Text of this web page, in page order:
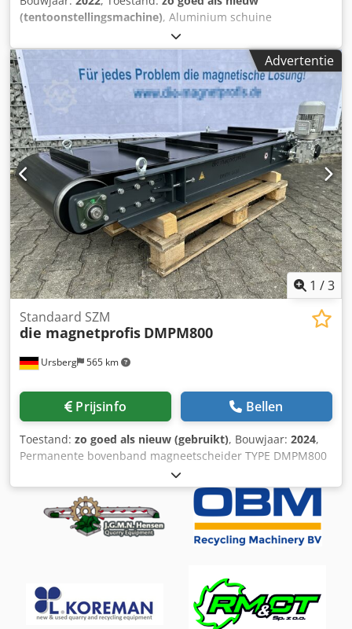
karton, metaalhoudend afval, gebruikte banden, en vele
andere materialen die bedoeld zijn voor recycling. Het
robuuste ontwerp en het versnipperingssysteem met lage
snelheid en hoog koppel maken de GL32120 een
uitstekende oplossing voor zware recyclingtoepassingen.
De modulaire constructie van de versnipperkamer zorgt
voor gemakkelijke toegang tot de hoofdcomponenten voor
onderhoud en service. De machine is beschikbaar in ons
assortiment. Csdpfxevpua Ss Agqsrf Wij bieden
professioneel technisch advies, inbedrijfstelling, service na
verkoop en volledige toegang tot reserveonderdelen en
slijtdelen. Volledig assortiment van onze versnipperaars,
granulators en recyclinglijnen: GrabTrade – versnipper- en
recyclingmachines.
(tentoonstellingsmachine), Aluminium schuine
transportband incl. mobiele onderbouw Horizontaal bereik
1.100mm Stijgend bereik 1.500mm Hellingshoek in de knik
60 Totale transportbandlengte: 1.750mm Loshoogte: ca.
1.600mm Horizontale hoogte: 300mm (invoerhoogte)
Breedte transportband 500mm PU-transportband incl.
meenemer en golfrand petrol mat Aandrijving: Motor
0,25KW, Snelheid 0,2m/sec Aansluiting 220/240V, 50Hz
Beschermingsklasse IP54 Aandrijving etc. aansluitklaar,
motorbesturing optioneel 4x vrij stuurbare transportrollen
met blokkeerrem Crodpfoi Igikox Agqof 2 stuks. Asranden
50x35mm 11 st.T-50 schoenplaten in het midden gelast -
481mm steek 2-laags bijzonder dwarsstabiel Nuttige
breedte 290mm, resultaten als volgt: Queranordnung
-70+30-5+290-5+30-70mm
Advertentie
1 /3
Ursberg 565 km
Standaard SZM
die magnetprofis DMPM800
Prijsinfo Bellen
Toestand: zo goed als nieuw (gebruikt), Bouwjaar: 2024,
Permanente bovenband magneetscheider TYPE DMPM800
1.400 x 900 x 220mm ===== Gelaste constructie van
massief staal Gelaste constructie en gelakt RAL 7016
(antracietgrijs) Magnetabmessungen: 800x500x180mm
Aandrijfrol + doorbuigrol S235 staal gelast en bewerkt
Ø220x700mm gekroond, as bevestigd met spanlagers.
Beschermingsklasse IP54 Aandrijving gereed voor
aansluiting op motorklemmenkast (Inbedrijfstelling moet
worden uitgevoerd door een gekwalificeerde elektricien)